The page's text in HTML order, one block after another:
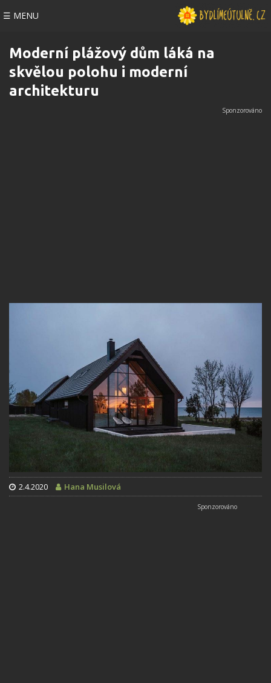
☰ MENU
Moderní plážový dům láká na
skvělou polohu i moderní
architekturu
2.4.2020 Hana Musilová